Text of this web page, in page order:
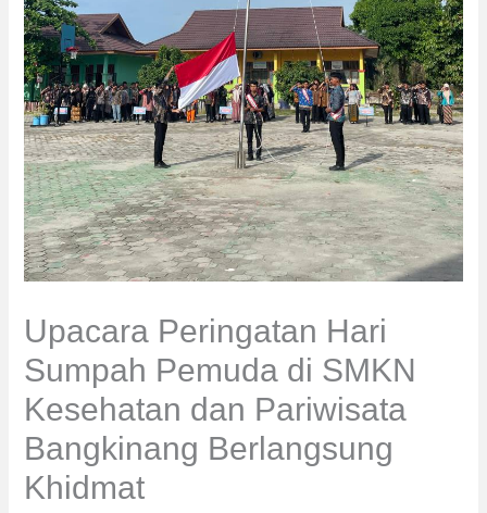
Upacara Peringatan Hari
Sumpah Pemuda di SMKN
Kesehatan dan Pariwisata
Bangkinang Berlangsung
Khidmat